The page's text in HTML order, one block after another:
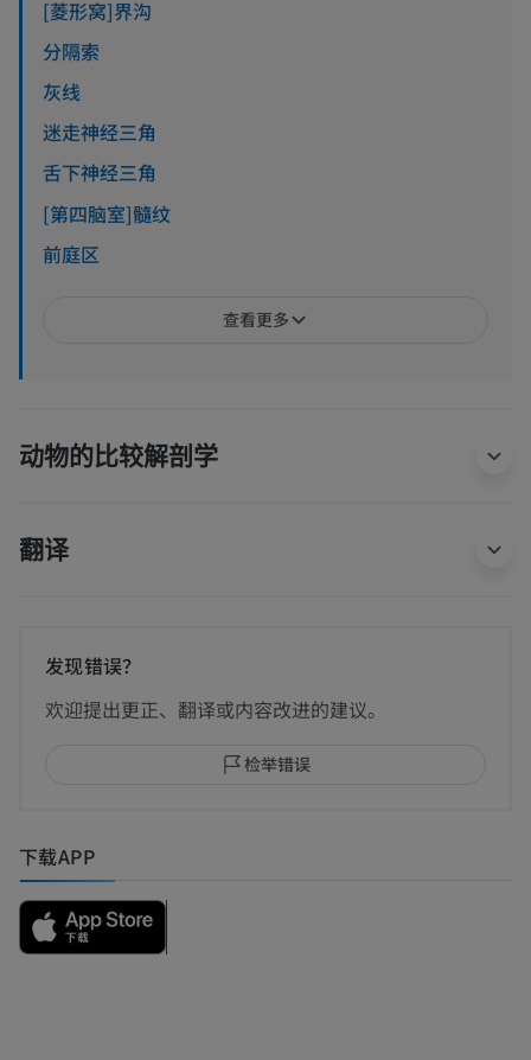
[菱形窝]界沟
分隔索
灰线
迷走神经三角
舌下神经三角
[第四脑室]髓纹
前庭区
查看更多
动物的比较解剖学
翻译
发现错误？
欢迎提出更正、翻译或内容改进的建议。
检举错误
下载APP